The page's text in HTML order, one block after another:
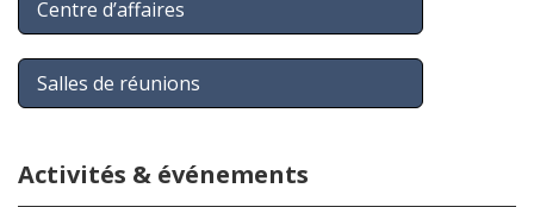
Centre d’affaires
Salles de réunions
Activités & événements